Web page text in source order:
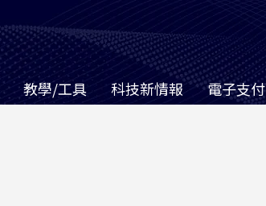
教學/工具 科技新情報 電子支付